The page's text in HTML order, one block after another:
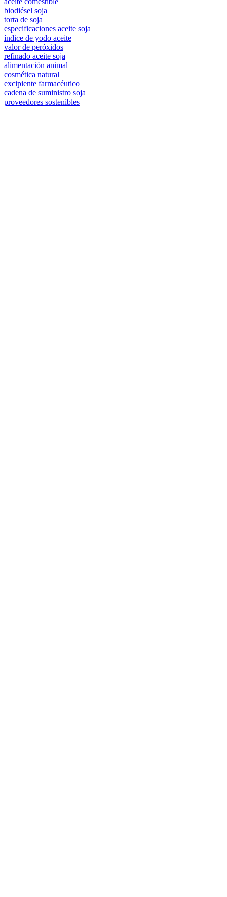
biodiésel soja
torta de soja
especificaciones aceite soja
índice de yodo aceite
valor de peróxidos
refinado aceite soja
alimentación animal
cosmética natural
excipiente farmacéutico
cadena de suministro soja
proveedores sostenibles